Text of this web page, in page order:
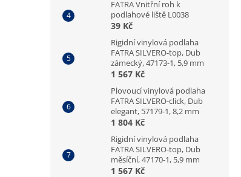
FATRA Vnitřní roh k
podlahové liště L0038
39 Kč
Rigidní vinylová podlaha
FATRA SILVERO-top, Dub
zámecký, 47173-1, 5,9 mm
1 567 Kč
Plovoucí vinylová podlaha
FATRA SILVERO-click, Dub
elegant, 57179-1, 8,2 mm
1 804 Kč
Rigidní vinylová podlaha
FATRA SILVERO-top, Dub
měsíční, 47170-1, 5,9 mm
1 567 Kč